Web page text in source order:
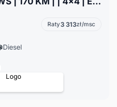
Raty3 313zł/msc
Diesel